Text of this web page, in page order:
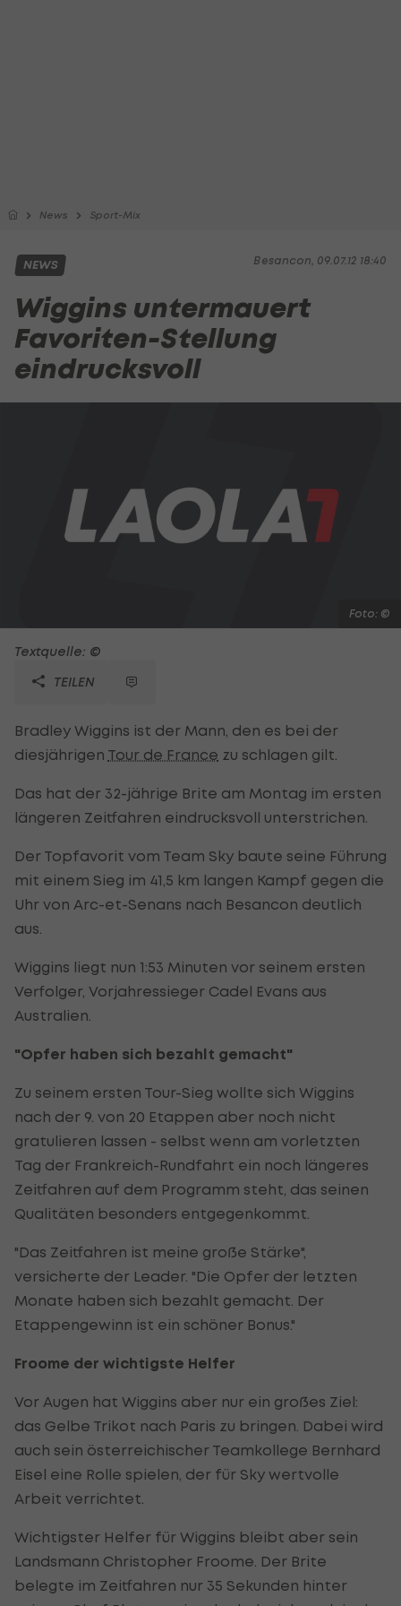
News Sport-Mix
Besancon, 09.07.12 18:40
NEWS
Wiggins untermauert
Favoriten-Stellung
eindrucksvoll
Foto: ©
Textquelle: ©
TEILEN
Bradley Wiggins ist der Mann, den es bei der
diesjährigen Tour de France zu schlagen gilt.
Das hat der 32-jährige Brite am Montag im ersten
längeren Zeitfahren eindrucksvoll unterstrichen.
Der Topfavorit vom Team Sky baute seine Führung
mit einem Sieg im 41,5 km langen Kampf gegen die
Uhr von Arc-et-Senans nach Besancon deutlich
aus.
Wiggins liegt nun 1:53 Minuten vor seinem ersten
Verfolger, Vorjahressieger Cadel Evans aus
Australien.
"Opfer haben sich bezahlt gemacht"
Zu seinem ersten Tour-Sieg wollte sich Wiggins
nach der 9. von 20 Etappen aber noch nicht
gratulieren lassen - selbst wenn am vorletzten
Tag der Frankreich-Rundfahrt ein noch längeres
Zeitfahren auf dem Programm steht, das seinen
Qualitäten besonders entgegenkommt.
"Das Zeitfahren ist meine große Stärke",
versicherte der Leader. "Die Opfer der letzten
Monate haben sich bezahlt gemacht. Der
Etappengewinn ist ein schöner Bonus."
Froome der wichtigste Helfer
Vor Augen hat Wiggins aber nur ein großes Ziel:
das Gelbe Trikot nach Paris zu bringen. Dabei wird
auch sein österreichischer Teamkollege Bernhard
Eisel eine Rolle spielen, der für Sky wertvolle
Arbeit verrichtet.
Wichtigster Helfer für Wiggins bleibt aber sein
Landsmann Christopher Froome. Der Brite
belegte im Zeitfahren nur 35 Sekunden hinter